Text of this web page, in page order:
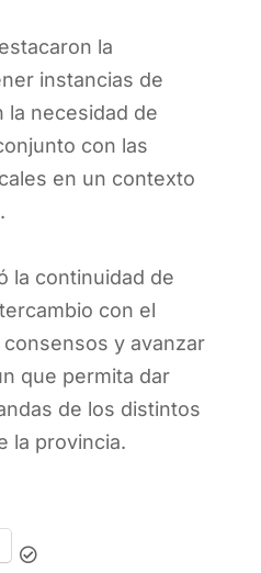
la
instancias de
la necesidad de
con las
en un contexto
la continuidad de
con el
y avanzar
que permita dar
de los distintos
la provincia.